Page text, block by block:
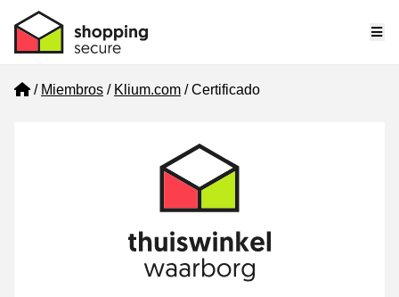
Home
Miembros Klium.com Certificado